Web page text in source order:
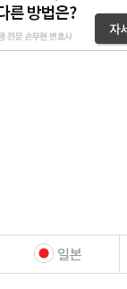
일본